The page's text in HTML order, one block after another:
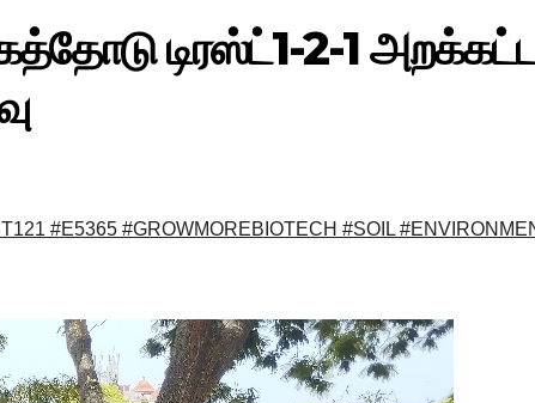
டிரஸ்ட்1-2-1
#E5365 #GROWMOREBIOTECH #SOIL